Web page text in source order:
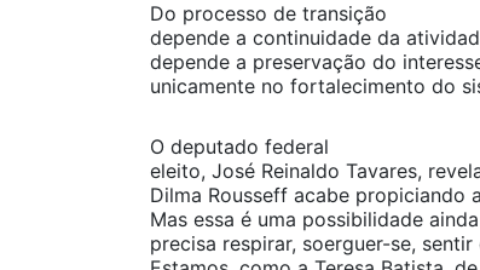
Do processo de transição
depende a continuidade da
depende a preservação do
unicamente no fortalecimento do
O deputado federal
eleito, José Reinaldo Tavares,
Dilma Rousseff acabe propiciando
Mas essa é uma possibilidade
precisa respirar, soerguer-se,